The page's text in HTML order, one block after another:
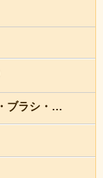
スポンジ・パフ・ケース・ブラシ・チップ(8)